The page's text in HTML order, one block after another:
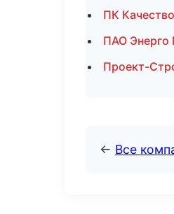
ПК
ПАО Энерго
Проект-
← Все